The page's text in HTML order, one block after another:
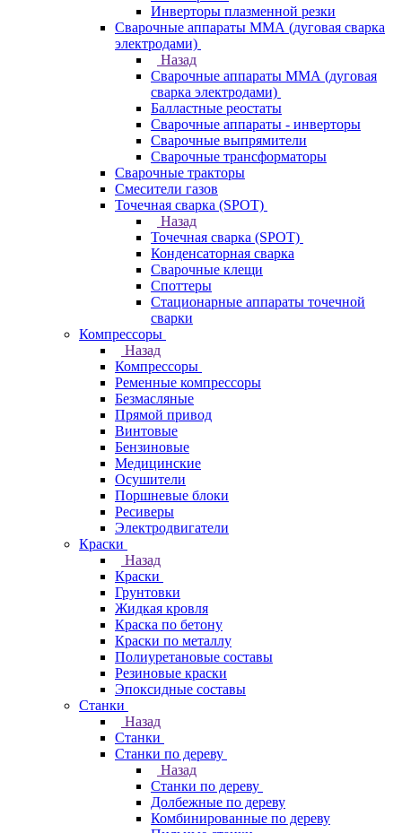
Инверторы плазменной резки
Сварочные аппараты ММА (дуговая сварка
электродами)
Назад
Сварочные аппараты ММА (дуговая
сварка электродами)
Балластные реостаты
Сварочные аппараты - инверторы
Сварочные выпрямители
Сварочные трансформаторы
Сварочные тракторы
Смесители газов
Точечная сварка (SPOT)
Назад
Точечная сварка (SPOT)
Конденсаторная сварка
Сварочные клещи
Споттеры
Стационарные аппараты точечной
сварки
Компрессоры
Назад
Компрессоры
Ременные компрессоры
Безмасляные
Прямой привод
Винтовые
Бензиновые
Медицинские
Осушители
Поршневые блоки
Ресиверы
Электродвигатели
Краски
Назад
Краски
Грунтовки
Жидкая кровля
Краска по бетону
Краски по металлу
Полиуретановые составы
Резиновые краски
Эпоксидные составы
Станки
Назад
Станки
Станки по дереву
Назад
Станки по дереву
Долбежные по дереву
Комбинированные по дереву